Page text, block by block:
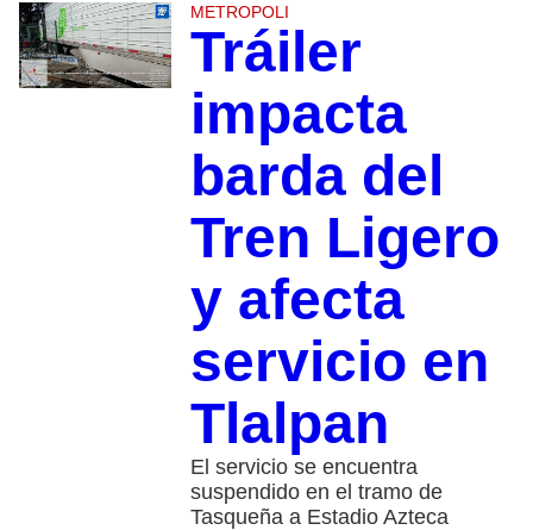
METROPOLI
Tráiler
impacta
barda del
Tren Ligero
y afecta
servicio en
Tlalpan
El servicio se encuentra
suspendido en el tramo de
Tasqueña a Estadio Azteca